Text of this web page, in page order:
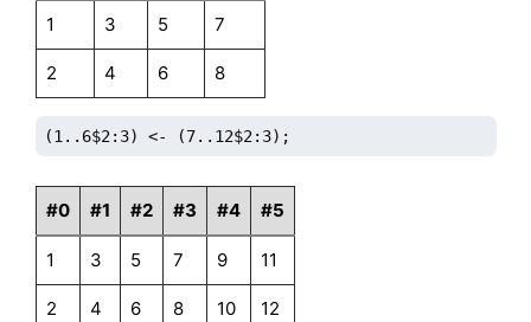
1 3 5 7
2 4 6 8
(1..6$2:3) <- (7..12$2:3);
#0 #1 #2 #3 #4 #5
1 3 5 7 9 11
2 4 6 8 10 12